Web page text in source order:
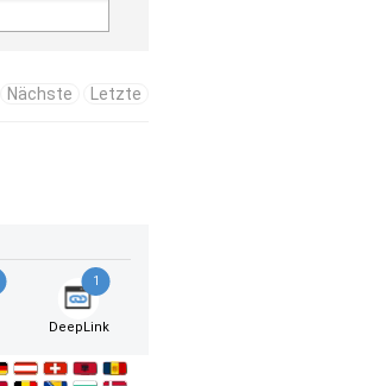
Nächste Letzte
1
DeepLink